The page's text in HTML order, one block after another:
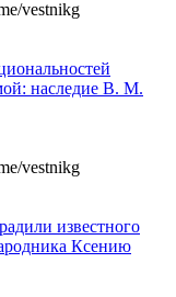
vestnikg
наследие В. М.
vestnikg
известного
Ксению